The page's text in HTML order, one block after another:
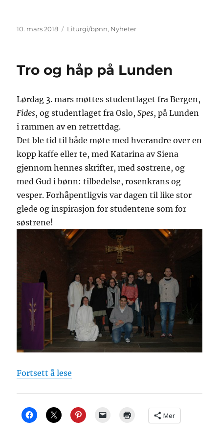
Publisert
10. mars 2018 Kategorier
Liturgi/bønn, Nyheter
Tro og håp på Lunden
Lørdag 3. mars møttes studentlaget fra Bergen,
Fides, og studentlaget fra Oslo,Spes, på Lunden
i rammen av en retrettdag.
Det ble tid til både møte med hverandre over en
kopp kaffe eller te, med Katarina av Siena
gjennom hennes skrifter, med søstrene, og
med Gud i bønn: tilbedelse, rosenkrans og
vesper. Forhåpentligvis var dagen til like stor
glede og inspirasjon for studentene som for
søstrene!
Fortsett å lese
Mer